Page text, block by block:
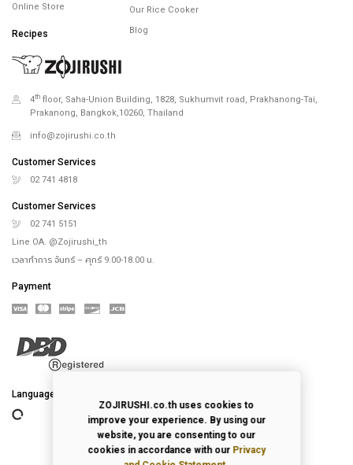
Online Store
Recipes
Our Rice Cooker
Blog
4th floor, Saha-Union Building, 1828, Sukhumvit road, Prakhanong-Tai,
Prakanong, Bangkok,10260, Thailand
info@zojirushi.co.th
Customer Services
02 741 4818
Customer Services
02 741 5151
Line OA. @Zojirushi_th
เวลาทำการ จันทร์ – ศุกร์ 9.00-18.00 น.
Payment
Language
ZOJIRUSHI.co.th uses cookies to
improve your experience. By using our
website, you are consenting to our
cookies in accordance with our Privacy